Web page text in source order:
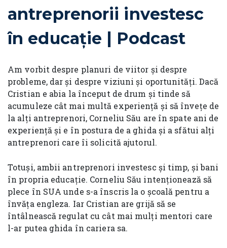
antreprenorii investesc
în educație | Podcast
Am vorbit despre planuri de viitor și despre
probleme, dar și despre viziuni și oportunități. Dacă
Cristian e abia la început de drum și tinde să
acumuleze cât mai multă experiență și să învețe de
la alți antreprenori, Corneliu Său are în spate ani de
experiență și e în postura de a ghida și a sfătui alți
antreprenori care îi solicită ajutorul.
Totuși, ambii antreprenori investesc și timp, și bani
în propria educație. Corneliu Său intenționează să
plece în SUA unde s-a înscris la o școală pentru a
învăța engleza. Iar Cristian are grijă să se
întâlnească regulat cu cât mai mulți mentori care
l-ar putea ghida în cariera sa.